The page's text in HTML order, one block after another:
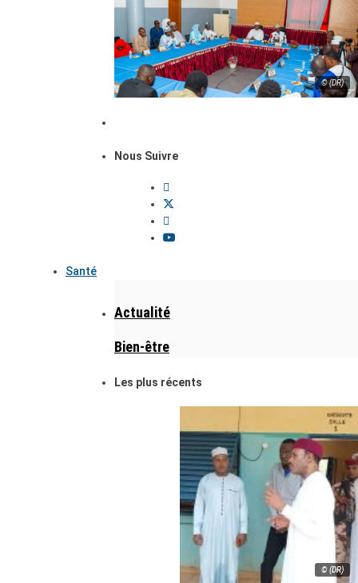
© (DR)
Nous Suivre
Santé
Actualité
Bien-être
Les plus récents
© (DR)